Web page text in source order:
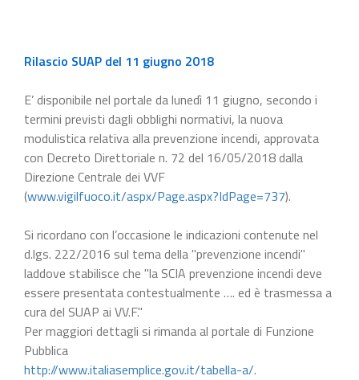
Rilascio SUAP del 11 giugno 2018
E’ disponibile nel portale da lunedì 11 giugno, secondo i
termini previsti dagli obblighi normativi, la nuova
modulistica relativa alla prevenzione incendi, approvata
con Decreto Direttoriale n. 72 del 16/05/2018 dalla
Direzione Centrale dei VVF
(www.vigilfuoco.it/aspx/Page.aspx?IdPage=737).
Si ricordano con l’occasione le indicazioni contenute nel
d.lgs. 222/2016 sul tema della "prevenzione incendi"
laddove stabilisce che "la SCIA prevenzione incendi deve
essere presentata contestualmente …. ed è trasmessa a
cura del SUAP ai VV.F."
Per maggiori dettagli si rimanda al portale di Funzione
Pubblica
http://www.italiasemplice.gov.it/tabella-a/.